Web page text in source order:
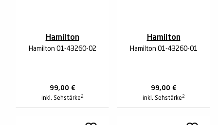
Hamilton
Hamilton 01-43260-02
99,00 €
inkl. Sehstärke 2
Hamilton
Hamilton 01-43260-01
99,00 €
inkl. Sehstärke 2